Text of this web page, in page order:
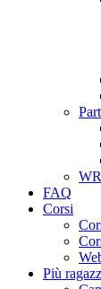
FAQ
Corsi
Più